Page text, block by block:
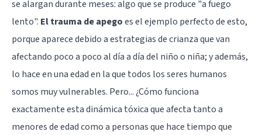
se alargan durante meses: algo que se produce "a fuego
lento". El trauma de apegoes el ejemplo perfecto de esto,
porque aparece debido a estrategias de crianza que van
afectando poco a poco al día a día del niño o niña; y además,
lo hace en una edad en la que todos los seres humanos
somos muy vulnerables. Pero... ¿Cómo funciona
exactamente esta dinámica tóxica que afecta tanto a
menores de edad como a personas que hace tiempo que